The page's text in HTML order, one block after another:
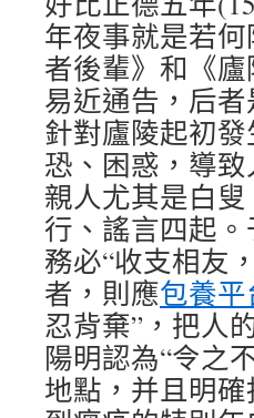
年夜事就是若
者後輩》和《
易近通告，后
針對廬陵起初
恐、困惑，導
親人尤其是白
行、謠言四起
務必“收支相友
者，則應包養平
忍背棄”，把人
陽明認為“令之
地點，并且明